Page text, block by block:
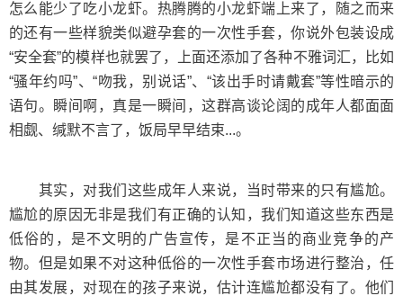
怎么能少了吃小龙虾。热腾腾的小龙虾端上来了，随之而来
的还有一些样貌类似避孕套的一次性手套，你说外包装设成
“安全套”的模样也就罢了，上面还添加了各种不雅词汇，比如
“骚年约吗”、“吻我，别说话”、“该出手时请戴套”等性暗示的
语句。瞬间啊，真是一瞬间，这群高谈论阔的成年人都面面
相觑、缄默不言了，饭局早早结束...。
其实，对我们这些成年人来说，当时带来的只有尴尬。
尴尬的原因无非是我们有正确的认知，我们知道这些东西是
低俗的，是不文明的广告宣传，是不正当的商业竞争的产
物。但是如果不对这种低俗的一次性手套市场进行整治，任
由其发展，对现在的孩子来说，估计连尴尬都没有了。他们